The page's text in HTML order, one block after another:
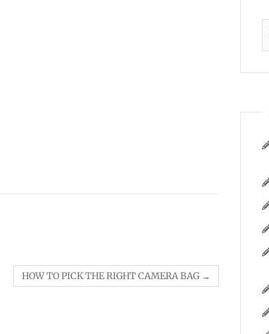
HOW TO PICK THE RIGHT CAMERA BAG →